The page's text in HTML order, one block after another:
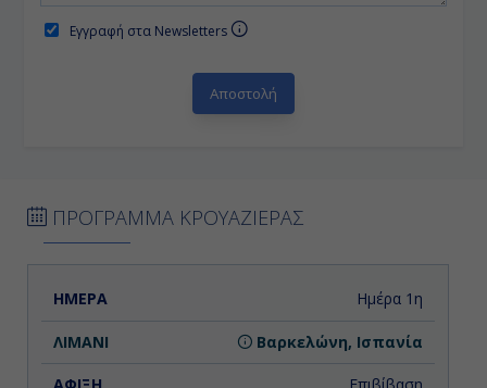
Εγγραφή στα Newsletters
ΠΡΟΓΡΑΜΜΑ ΚΡΟΥΑΖΙΕΡΑΣ
ΗΜΕΡΑ ΑΝΑΧΩΡΗΣΗ
Ημέρα 1η
Βαρκελώνη, Ισπανία